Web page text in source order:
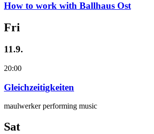
How to work with Ballhaus Ost
Fri
11.9.
20:00
Gleichzeitigkeiten
maulwerker performing music
Sat